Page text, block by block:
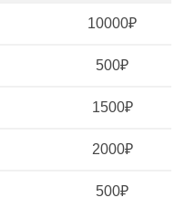
10000₽
500₽
1500₽
2000₽
500₽